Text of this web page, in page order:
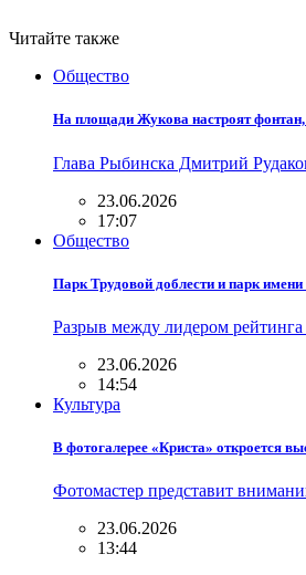
Читайте также
Общество
На площади Жукова настроят
Глава Рыбинска Дмитрий
23.06.2026
17:07
Общество
Парк Трудовой доблести и парк
Разрыв между лидером
23.06.2026
14:54
Культура
В фотогалерее «Криста» откроется
Фотомастер представит
23.06.2026
13:44